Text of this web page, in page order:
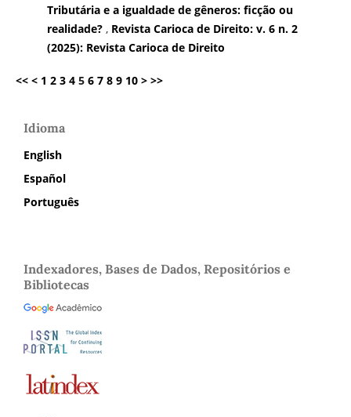
Tributária e a igualdade de gêneros: ficção ou
realidade? , Revista Carioca de Direito: v. 6 n. 2
(2025): Revista Carioca de Direito
<< < 1 2 3 4 5 6 7 8 9 10 > >>
Idioma
English
Español
Português
Indexadores, Bases de Dados, Repositórios e
Bibliotecas